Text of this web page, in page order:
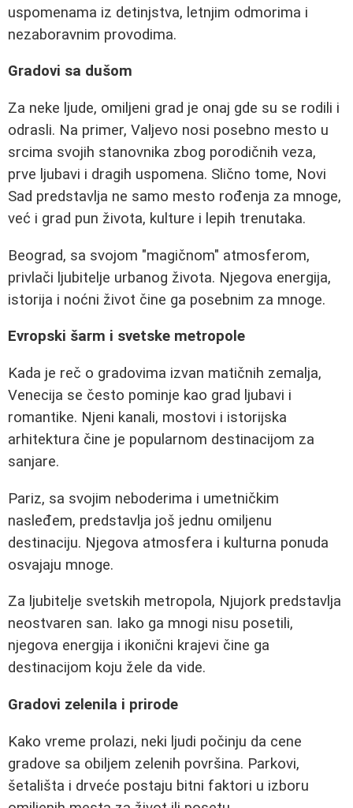
uspomenama iz detinjstva, letnjim odmorima i
nezaboravnim provodima.
Gradovi sa dušom
Za neke ljude, omiljeni grad je onaj gde su se rodili i
odrasli. Na primer, Valjevo nosi posebno mesto u
srcima svojih stanovnika zbog porodičnih veza,
prve ljubavi i dragih uspomena. Slično tome, Novi
Sad predstavlja ne samo mesto rođenja za mnoge,
već i grad pun života, kulture i lepih trenutaka.
Beograd, sa svojom "magičnom" atmosferom,
privlači ljubitelje urbanog života. Njegova energija,
istorija i noćni život čine ga posebnim za mnoge.
Evropski šarm i svetske metropole
Kada je reč o gradovima izvan matičnih zemalja,
Venecija se često pominje kao grad ljubavi i
romantike. Njeni kanali, mostovi i istorijska
arhitektura čine je popularnom destinacijom za
sanjare.
Pariz, sa svojim neboderima i umetničkim
nasleđem, predstavlja još jednu omiljenu
destinaciju. Njegova atmosfera i kulturna ponuda
osvajaju mnoge.
Za ljubitelje svetskih metropola, Njujork predstavlja
neostvaren san. Iako ga mnogi nisu posetili,
njegova energija i ikonični krajevi čine ga
destinacijom koju žele da vide.
Gradovi zelenila i prirode
Kako vreme prolazi, neki ljudi počinju da cene
gradove sa obiljem zelenih površina. Parkovi,
šetališta i drveće postaju bitni faktori u izboru